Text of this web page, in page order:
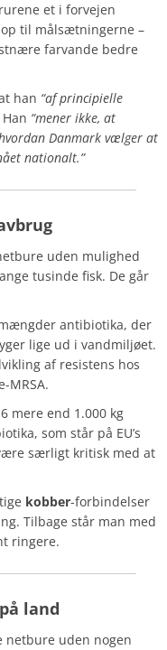
et i forvejen
til målsætningerne –
farvande bedre
han “af principielle
Han “mener ikke, at
Danmark vælger at
nationalt.”
uden mulighed
tusinde fisk. De går
antibiotika, der
lige ud i vandmiljøet.
af resistens hos
MRSA.
mere end 1.000 kg
som står på EU’s
særligt kritisk med at
kobber-forbindelser
Tilbage står man med
ringere.
land
netbure uden nogen